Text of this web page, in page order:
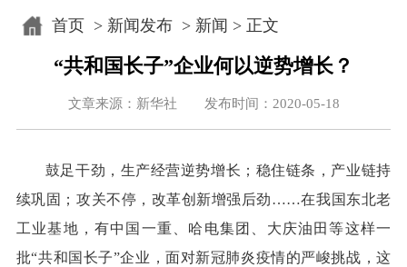
首页> 新闻发布> 新闻 > 正文
“共和国长子”企业何以逆势增长？
文章来源：新华社 发布时间：2020-05-18
鼓足干劲，生产经营逆势增长；稳住链条，产业链持
续巩固；攻关不停，改革创新增强后劲……在我国东北老
工业基地，有中国一重、哈电集团、大庆油田等这样一
批“共和国长子”企业，面对新冠肺炎疫情的严峻挑战，这